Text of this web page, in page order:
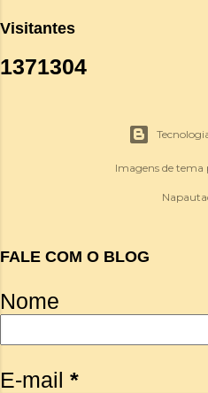
Visitantes
1371304
Imagens de tema
FALE COM O BLOG
Nome
E-mail *